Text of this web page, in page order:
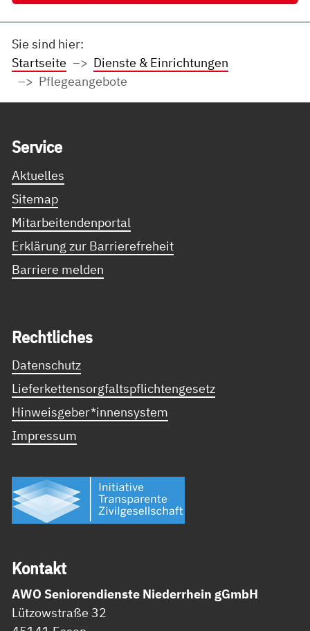
Sie sind hier:
Startseite
Dienste & Einrichtungen
Pflegeangebote
Ser­vice
Aktuelles
Sitemap
Mitarbeitendenportal
Erklärung zur Barrierefreheit
Barriere melden
Recht­li­ches
Datenschutz
Lieferkettensorgfaltspflichtengesetz
Hinweisgeber*innensystem
Impressum
Kon­takt
AWO Seniorendienste Niederrhein gGmbH
Lützowstraße 32